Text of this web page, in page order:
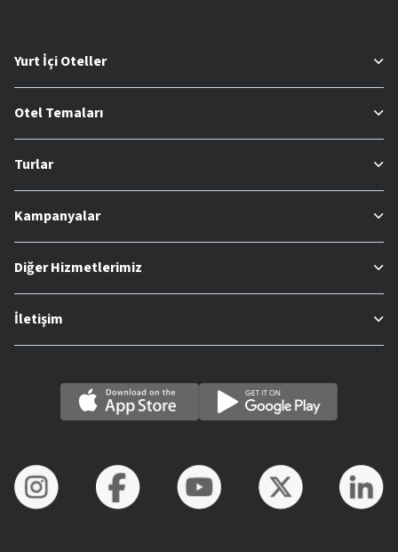
Yurt İçi Oteller
Otel Temaları
Turlar
Kampanyalar
Diğer Hizmetlerimiz
İletişim